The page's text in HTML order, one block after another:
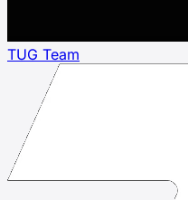
TUG Team